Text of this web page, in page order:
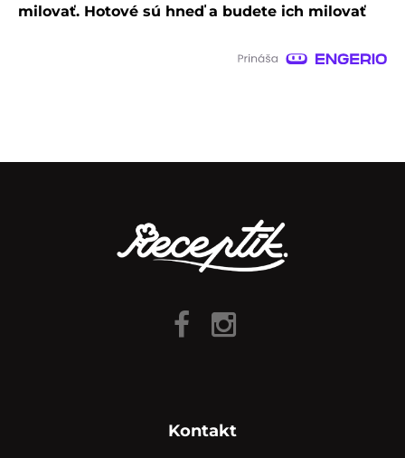
milovať. Hotové sú hneď a budete ich milovať
Kontakt